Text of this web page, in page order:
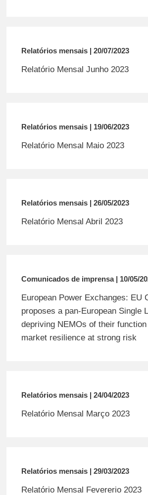
Relatórios mensais | 20/07/2023
Relatório Mensal Junho 2023
Relatórios mensais | 19/06/2023
Relatório Mensal Maio 2023
Relatórios mensais | 26/05/2023
Relatório Mensal Abril 2023
Comunicados de imprensa | 10/05/
European Power Exchanges: EU
proposes a pan-European Single
depriving NEMOs of their
market resilience at strong risk
Relatórios mensais | 24/04/2023
Relatório Mensal Março 2023
Relatórios mensais | 29/03/2023
Relatório Mensal Fevererio 2023